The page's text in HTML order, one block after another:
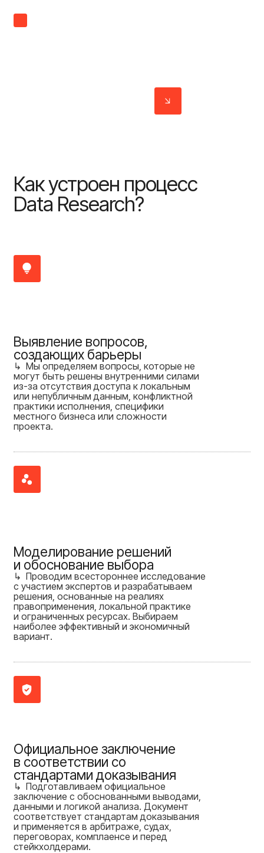
Какустроен процесс
Data Research?
Выявление вопросов,
создающих барьеры
↳ Мы определяем вопросы, которые не
могут быть решены внутренними силами
из-за отсутствия доступа к локальным
или непубличным данным, конфликтной
практики исполнения, специфики
местного бизнеса или сложности
проекта.
Моделирование решений
и обоснование выбора
↳ Проводим всестороннее исследование
с участием экспертов и разрабатываем
решения, основанные на реалиях
правоприменения, локальной практике
и ограниченных ресурсах. Выбираем
наиболее эффективный и экономичный
вариант.
Официальное заключение
в соответствии со
стандартами доказывания
↳ Подготавливаем официальное
заключение с обоснованными выводами,
данными и логикой анализа. Документ
соответствует стандартам доказывания
и применяется в арбитраже, судах,
переговорах, комплаенсе и перед
стейкхолдерами.